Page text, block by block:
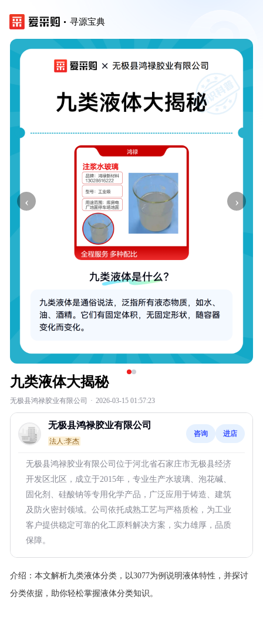
寻源宝典
‹ ›
九类液体大揭秘
无极县鸿禄胶业有限公司 · 2026-03-15 01:57:23
无极县鸿禄胶业有限公司
法人:李杰
咨询 进店
无极县鸿禄胶业有限公司位于河北省石家庄市无极县经济
开发区北区，成立于2015年，专业生产水玻璃、泡花碱、
固化剂、硅酸钠等专用化学产品，广泛应用于铸造、建筑
及防火密封领域。公司依托成熟工艺与严格质检，为工业
客户提供稳定可靠的化工原料解决方案，实力雄厚，品质
保障。
介绍： 本文解析九类液体分类，以3077为例说明液体特性，并探讨
分类依据，助你轻松掌握液体分类知识。